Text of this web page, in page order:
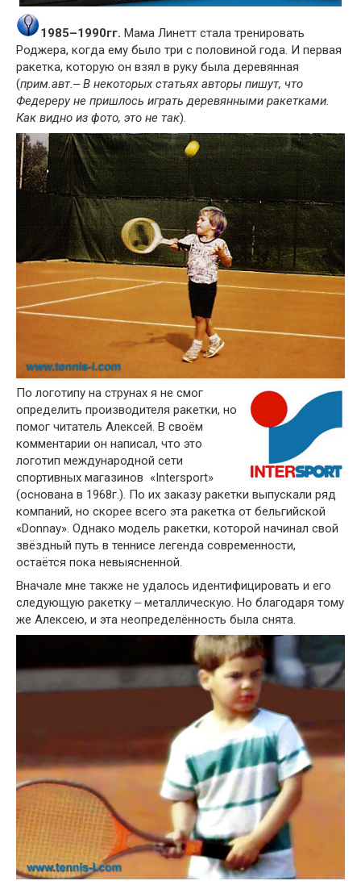
1985–1990гг. Мама Линетт стала тренировать
Роджера, когда ему было три с половиной года. И первая
ракетка, которую он взял в руку была деревянная
(прим.авт.‒ В некоторых статьях авторы пишут, что
Федереру не пришлось играть деревянными ракетками.
Как видно из фото, это не так).
По логотипу на струнах я не смог
определить производителя ракетки, но
помог читатель Алексей. В своём
комментарии он написал, что это
логотип международной сети
спортивных магазинов «Intersport»
(основана в 1968г.). По их заказу ракетки выпускали ряд
компаний, но скорее всего эта ракетка от бельгийской
«Donnay». Однако модель ракетки, которой начинал свой
звёздный путь в теннисе легенда современности,
остаётся пока невыясненной.
Вначале мне также не удалось идентифицировать и его
следующую ракетку ‒ металлическую. Но благодаря тому
же Алексею, и эта неопределённость была снята.